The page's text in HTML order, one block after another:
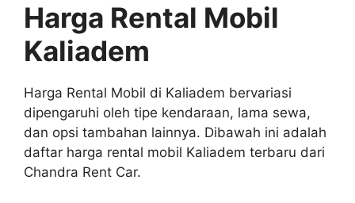
Harga Rental Mobil
Kaliadem
Harga Rental Mobil di Kaliadem bervariasi
dipengaruhi oleh tipe kendaraan, lama sewa,
dan opsi tambahan lainnya. Dibawah ini adalah
daftar harga rental mobil Kaliadem terbaru dari
Chandra Rent Car.